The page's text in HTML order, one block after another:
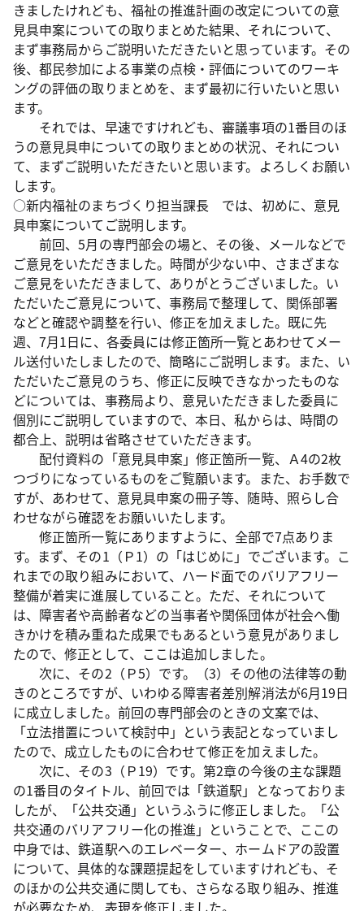
きましたけれども、福祉の推進計画の改定についての意
見具申案についての取りまとめた結果、それについて、
まず事務局からご説明いただきたいと思っています。その
後、都民参加による事業の点検・評価についてのワーキ
ングの評価の取りまとめを、まず最初に行いたいと思い
ます。
それでは、早速ですけれども、審議事項の1番目のほ
うの意見具申についての取りまとめの状況、それについ
て、まずご説明いただきたいと思います。よろしくお願い
します。
○新内福祉のまちづくり担当課長 では、初めに、意見
具申案についてご説明します。
前回、5月の専門部会の場と、その後、メールなどで
ご意見をいただきました。時間が少ない中、さまざまな
ご意見をいただきまして、ありがとうございました。い
ただいたご意見について、事務局で整理して、関係部署
などと確認や調整を行い、修正を加えました。既に先
週、7月1日に、各委員には修正箇所一覧とあわせてメー
ル送付いたしましたので、簡略にご説明します。また、い
ただいたご意見のうち、修正に反映できなかったものな
どについては、事務局より、意見いただきました委員に
個別にご説明していますので、本日、私からは、時間の
都合上、説明は省略させていただきます。
配付資料の「意見具申案」修正箇所一覧、Ａ4の2枚
つづりになっているものをご覧願います。また、お手数で
すが、あわせて、意見具申案の冊子等、随時、照らし合
わせながら確認をお願いいたします。
修正箇所一覧にありますように、全部で7点ありま
す。まず、その1（Ｐ1）の「はじめに」でございます。こ
れまでの取り組みにおいて、ハード面でのバリアフリー
整備が着実に進展していること。ただ、それについて
は、障害者や高齢者などの当事者や関係団体が社会へ働
きかけを積み重ねた成果でもあるという意見がありまし
たので、修正として、ここは追加しました。
次に、その2（Ｐ5）です。（3）その他の法律等の動
きのところですが、いわゆる障害者差別解消法が6月19日
に成立しました。前回の専門部会のときの文案では、
「立法措置について検討中」という表記となっていまし
たので、成立したものに合わせて修正を加えました。
次に、その3（Ｐ19）です。第2章の今後の主な課題
の1番目のタイトル、前回では「鉄道駅」となっておりま
したが、「公共交通」というふうに修正しました。「公
共交通のバリアフリー化の推進」ということで、ここの
中身では、鉄道駅へのエレベーター、ホームドアの設置
について、具体的な課題提起をしていますけれども、そ
のほかの公共交通に関しても、さらなる取り組み、推進
が必要なため、表現を修正しました。